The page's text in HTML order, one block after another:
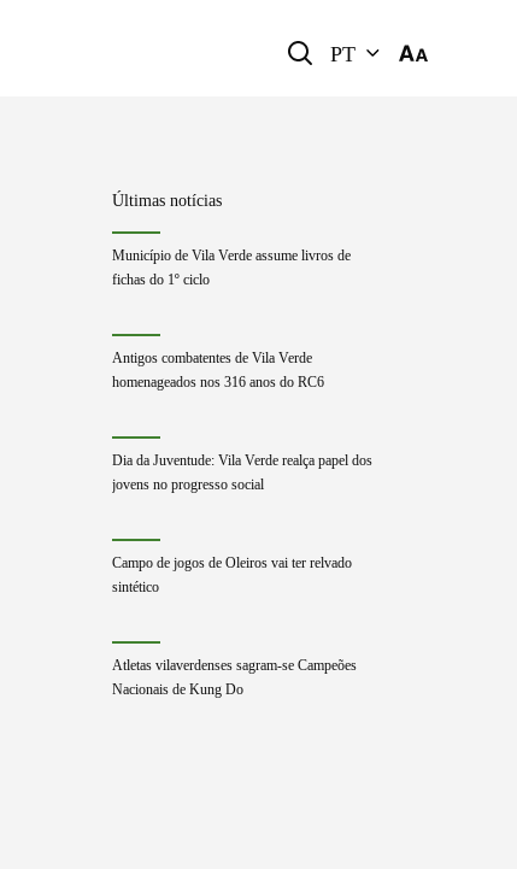
PT
Últimas notícias
Município de Vila Verde assume livros de
fichas do 1º ciclo
Antigos combatentes de Vila Verde
homenageados nos 316 anos do RC6
Dia da Juventude: Vila Verde realça papel dos
jovens no progresso social
Campo de jogos de Oleiros vai ter relvado
sintético
Atletas vilaverdenses sagram-se Campeões
Nacionais de Kung Do